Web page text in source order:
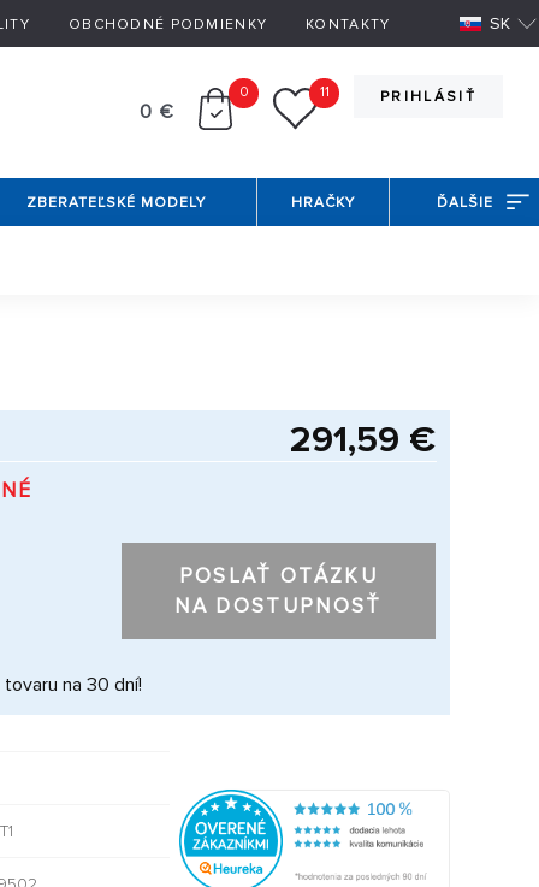
OBCHODNÉ PODMIENKY KONTAKTY SK
PRIHLÁSIŤ
0 €
0 11
ZBERATEĽSKÉ MODELY HRAČKY ĎALŠIE
291,59 €
POSLAŤ OTÁZKU
NA DOSTUPNOSŤ
na 30 dní!